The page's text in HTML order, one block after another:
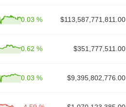
0.03 % $113,587,771,811.00
0.62 % $351,777,511.00
0.03 % $9,395,802,776.00